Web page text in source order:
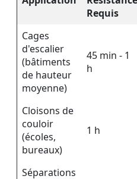
Requis
Cages
d'escalier
(bâtiments
de hauteur
moyenne)
45 min - 1
h
Cloisons de
couloir
(écoles,
bureaux)
1 h
Séparations